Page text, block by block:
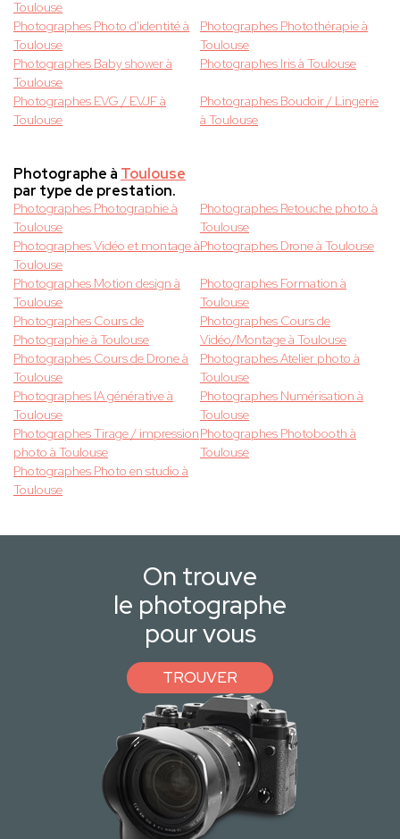
Toulouse
Photographes Photo d'identité à
Toulouse
Photographes Photothérapie à
Toulouse
Photographes Baby shower à
Toulouse
Photographes Iris à Toulouse
Photographes EVG / EVJF à
Toulouse
Photographes Boudoir / Lingerie
à Toulouse
Photographe à Toulouse
par type de prestation.
Photographes Photographie à
Toulouse
Photographes Retouche photo à
Toulouse
Photographes Vidéo et montage à
Toulouse
Photographes Drone à Toulouse
Photographes Motion design à
Toulouse
Photographes Formation à
Toulouse
Photographes Cours de
Photographie à Toulouse
Photographes Cours de
Vidéo/Montage à Toulouse
Photographes Cours de Drone à
Toulouse
Photographes Atelier photo à
Toulouse
Photographes IA générative à
Toulouse
Photographes Numérisation à
Toulouse
Photographes Tirage / impression
photo à Toulouse
Photographes Photobooth à
Toulouse
Photographes Photo en studio à
Toulouse
On trouve
le photographe
pour vous
TROUVER